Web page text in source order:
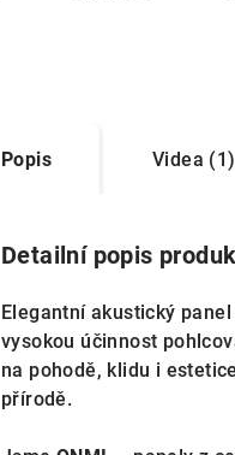
Popis Videa (1)
Detailní popis
Elegantní akustický panel
vysokou účinnost
na pohodě, klidu i
přírodě.